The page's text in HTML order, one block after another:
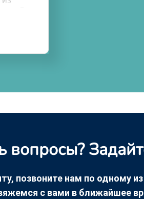
вопросы?
позвоните нам по одному
с вами в ближайшее